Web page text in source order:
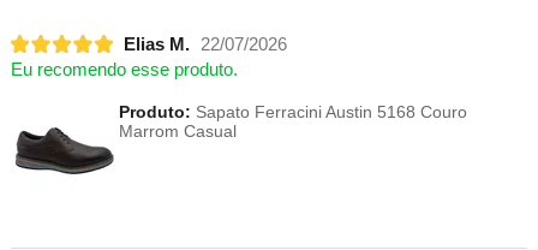
Elias M.
22/07/2026
Eu recomendo esse produto.
Produto: Sapato Ferracini Austin 5168 Couro
Marrom Casual